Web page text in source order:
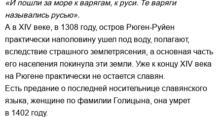
«И пошли за море к варягам, к руси. Те варяги
назывались русью».
А в XIV веке, в 1308 году, остров Рюген-Руйен
практически наполовину ушел под воду, полагают,
вследствие страшного землетрясения, а основная часть
его населения покинула эти земли. Уже к концу XIV века
на Рюгене практически не остается славян.
Есть предание о последней носительнице славянского
языка, женщине по фамилии Голицына, она умрет
в 1402 году.